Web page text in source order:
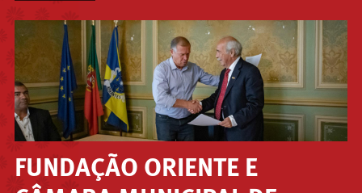
FUNDAÇÃO ORIENTE E